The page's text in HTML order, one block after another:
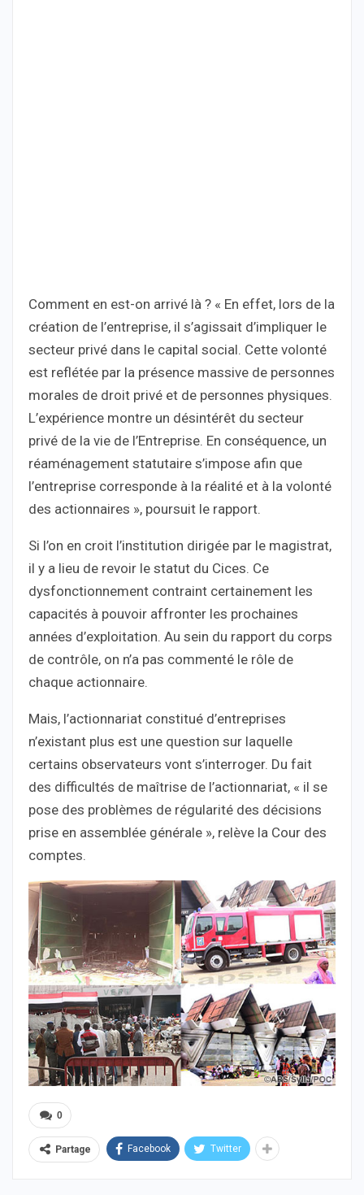
Comment en est-on arrivé là ? « En effet, lors de la
création de l’entreprise, il s’agissait d’impliquer le
secteur privé dans le capital social. Cette volonté
est reflétée par la présence massive de personnes
morales de droit privé et de personnes physiques.
L’expérience montre un désintérêt du secteur
privé de la vie de l’Entreprise. En conséquence, un
réaménagement statutaire s’impose afin que
l’entreprise corresponde à la réalité et à la volonté
des actionnaires », poursuit le rapport.
Si l’on en croit l’institution dirigée par le magistrat,
il y a lieu de revoir le statut du Cices. Ce
dysfonctionnement contraint certainement les
capacités à pouvoir affronter les prochaines
années d’exploitation. Au sein du rapport du corps
de contrôle, on n’a pas commenté le rôle de
chaque actionnaire.
Mais, l’actionnariat constitué d’entreprises
n’existant plus est une question sur laquelle
certains observateurs vont s’interroger. Du fait
des difficultés de maîtrise de l’actionnariat, « il se
pose des problèmes de régularité des décisions
prise en assemblée générale », relève la Cour des
comptes.
0
Partage Facebook Twitter